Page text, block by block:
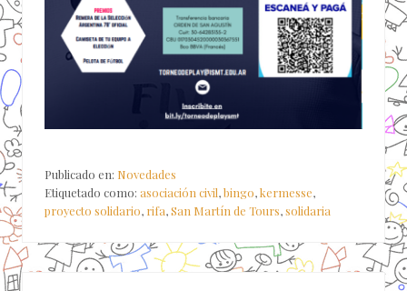
Publicado en: Novedades
Etiquetado como: asociación civil,bingo,kermesse,
proyecto solidario, rifa,San Martín de Tours,solidaria